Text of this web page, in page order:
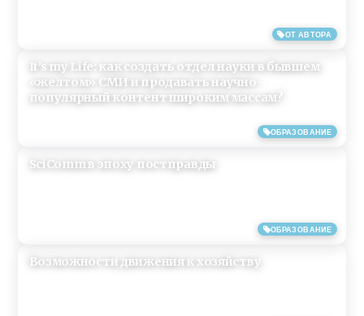
ОТ АВТОРА
ОБРАЗОВАНИЕ
It’s my Life: как создать отдел науки в бывшем
«желтом» СМИ и продавать научно-
популярный контент широким массам?
ОБРАЗОВАНИЕ
SciComm в эпоху постправды
Возможности движения к хозяйству